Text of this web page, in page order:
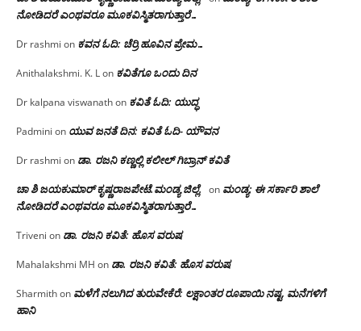
ನೋಡಿದರೆ ಎಂಥವರೂ ಮೂಕವಿಸ್ಮಿತರಾಗುತ್ತಾರೆ…
Dr rashmi on ಕವನ ಓದಿ: ಚೆರ್ರಿ ಹೂವಿನ ಪ್ರೇಮ…
Anithalakshmi. K. Lon ಕವಿತೆಗೂ ಒಂದು ದಿನ
Dr kalpana viswanathon ಕವಿತೆ ಓದಿ: ಯುದ್ಧ
Padmini on ಯುವ ಜನತೆ ದಿನ: ಕವಿತೆ ಓದಿ- ಯೌವನ
Dr rashmi on ಡಾ. ರಜನಿ‌ ಕಣ್ಣಲ್ಲಿ ಕಲೀಲ್ ಗಿಬ್ರಾನ್ ಕವಿತೆ
ಚಾ ಶಿ ಜಯಕುಮಾರ್ ಕೃಷ್ಣರಾಜಪೇಟೆ.ಮಂಡ್ಯ ಜಿಲ್ಲೆ. on ಮಂಡ್ಯ: ಈ ಸರ್ಕಾರಿ ಶಾಲೆ
ನೋಡಿದರೆ ಎಂಥವರೂ ಮೂಕವಿಸ್ಮಿತರಾಗುತ್ತಾರೆ…
Triveni on ಡಾ. ರಜನಿ ಕವಿತೆ: ಹೊಸ ವರುಷ
Mahalakshmi MH on ಡಾ. ರಜನಿ ಕವಿತೆ: ಹೊಸ ವರುಷ
Sharmithon ಮಳೆಗೆ ನಲುಗಿದ ತುರುವೇಕೆರೆ: ಲಕ್ಷಾಂತರ ರೂಪಾಯಿ ನಷ್ಟ, ಮನೆಗಳಿಗೆ
ಹಾನಿ